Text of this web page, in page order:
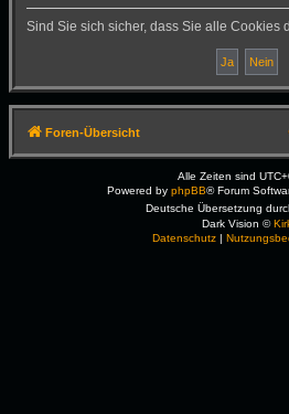
Sind Sie sich sicher, dass Sie alle Cookies
Foren-Übersicht
Alle Zeiten sind
Powered by phpBB® Forum
Deutsche Übersetzung
Dark Vision ©
Datenschutz|